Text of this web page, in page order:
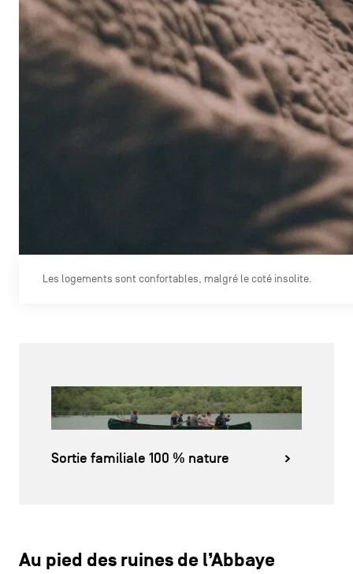
Les logements sont confortables, malgré le coté insolite.
Sortie familiale 100 % nature
Au pied des ruines de l’Abbaye